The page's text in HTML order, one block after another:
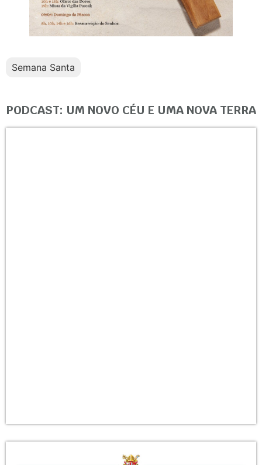
Semana Santa
PODCAST: UM NOVO CÉU E UMA NOVA TERRA